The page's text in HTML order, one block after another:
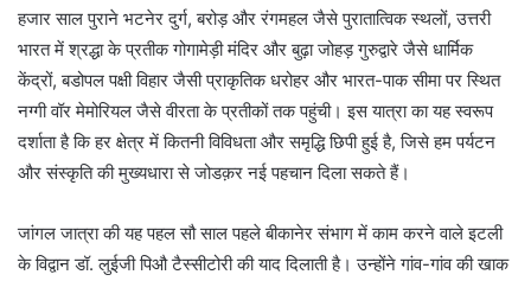
हजार साल पुराने भटनेर दुर्ग, बरोड़ और रंगमहल जैसे पुरातात्विक स्थलों, उत्तरी
भारत में श्रद्धा के प्रतीक गोगामेड़ी मंदिर और बुढ़ा जोहड़ गुरुद्वारे जैसे धार्मिक
केंद्रों, बडोपल पक्षी विहार जैसी प्राकृतिक धरोहर और भारत-पाक सीमा पर स्थित
नग्गी वॉर मेमोरियल जैसे वीरता के प्रतीकों तक पहुंची। इस यात्रा का यह स्वरूप
दर्शाता है कि हर क्षेत्र में कितनी विविधता और समृद्धि छिपी हुई है, जिसे हम पर्यटन
और संस्कृति की मुख्यधारा से जोडक़र नई पहचान दिला सकते हैं।
जांगल जात्रा की यह पहल सौ साल पहले बीकानेर संभाग में काम करने वाले इटली
के विद्वान डॉ. लुईजी पिऔ टैस्सीटोरी की याद दिलाती है। उन्होंने गांव-गांव की खाक